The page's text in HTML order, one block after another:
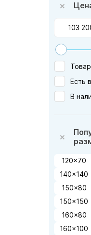
Есть
В
120x70
140x140
150x80
150x150
160x80
160x100